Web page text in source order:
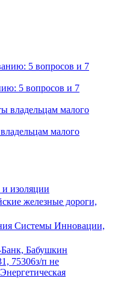
5 вопросов и 7
малого
изоляции
железные дороги,
Системы Инновации,
Бабушкин
75306з/п не